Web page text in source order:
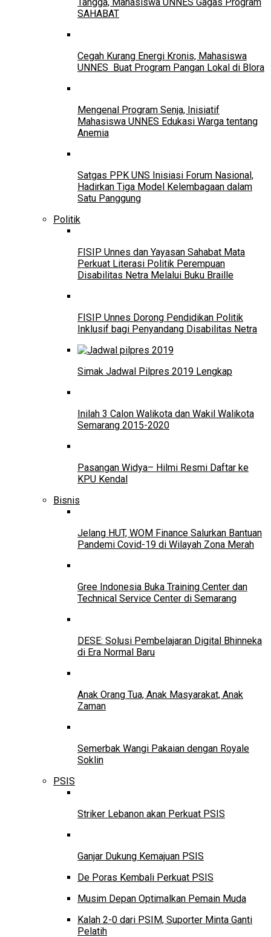
Tangga, Mahasiswa UNNES Gagas Program
SAHABAT
Cegah Kurang Energi Kronis, Mahasiswa
UNNES Buat Program Pangan Lokal di Blora
Mengenal Program Senja, Inisiatif
Mahasiswa UNNES Edukasi Warga tentang
Anemia
Satgas PPK UNS Inisiasi Forum Nasional,
Hadirkan Tiga Model Kelembagaan dalam
Satu Panggung
Politik
FISIP Unnes dan Yayasan Sahabat Mata
Perkuat Literasi Politik Perempuan
Disabilitas Netra Melalui Buku Braille
FISIP Unnes Dorong Pendidikan Politik
Inklusif bagi Penyandang Disabilitas Netra
Simak Jadwal Pilpres 2019 Lengkap
Inilah 3 Calon Walikota dan Wakil Walikota
Semarang 2015-2020
Pasangan Widya– Hilmi Resmi Daftar ke
KPU Kendal
Bisnis
Jelang HUT, WOM Finance Salurkan Bantuan
Pandemi Covid-19 di Wilayah Zona Merah
Gree Indonesia Buka Training Center dan
Technical Service Center di Semarang
DESE: Solusi Pembelajaran Digital Bhinneka
di Era Normal Baru
Anak Orang Tua, Anak Masyarakat, Anak
Zaman
Semerbak Wangi Pakaian dengan Royale
Soklin
PSIS
Striker Lebanon akan Perkuat PSIS
Ganjar Dukung Kemajuan PSIS
De Poras Kembali Perkuat PSIS
Musim Depan Optimalkan Pemain Muda
Kalah 2-0 dari PSIM, Suporter Minta Ganti
Pelatih